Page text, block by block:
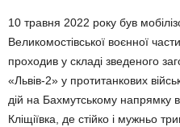
10 травня 2022 року був
Ве­ликомостівської воєнної
проходив у складі зведеного
«Львів-2» у протитанкових
дій на Бахмутсь­кому напрямку
Кліщіївка, де стійко і мужньо